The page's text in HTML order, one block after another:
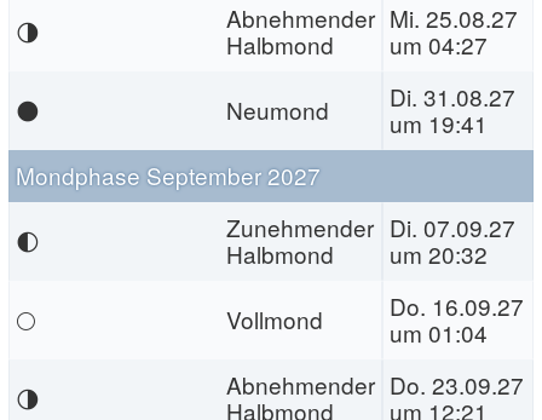
🌗
Abnehmender
Halbmond
Mi. 25.08.27
um 04:27
🌑
Neumond
Di. 31.08.27
um 19:41
Mondphase September 2027
🌓
Zunehmender
Halbmond
Di. 07.09.27
um 20:32
🌕
Vollmond
Do. 16.09.27
um 01:04
🌗
Abnehmender
Halbmond
Do. 23.09.27
um 12:21